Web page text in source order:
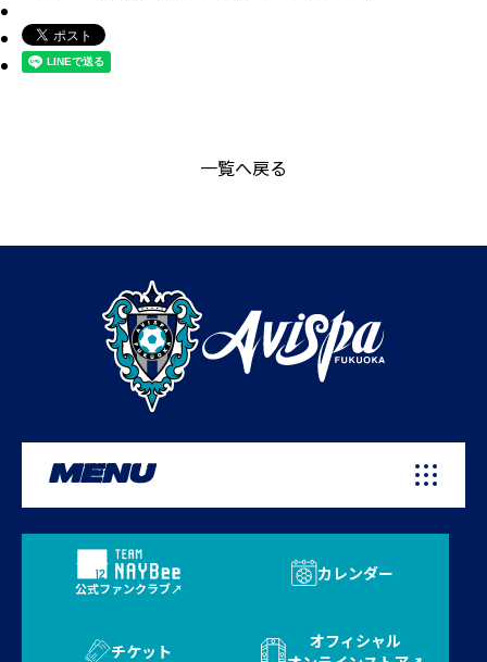
一覧へ戻る
MENU
公式ファンクラブ
カレンダー
チケット
オフィシャル